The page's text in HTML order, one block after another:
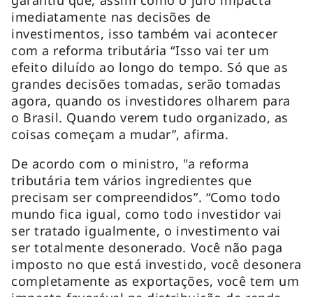
imediatamente nas decisões de
investimentos, isso também vai acontecer
com a reforma tributária “Isso vai ter um
efeito diluído ao longo do tempo. Só que as
grandes decisões tomadas, serão tomadas
agora, quando os investidores olharem para
o Brasil. Quando verem tudo organizado, as
coisas começam a mudar”, afirma.
De acordo com o ministro, "a reforma
tributária tem vários ingredientes que
precisam ser compreendidos”. “Como todo
mundo fica igual, como todo investidor vai
ser tratado igualmente, o investimento vai
ser totalmente desonerado. Você não paga
imposto no que está investido, você desonera
completamente as exportações, você tem um